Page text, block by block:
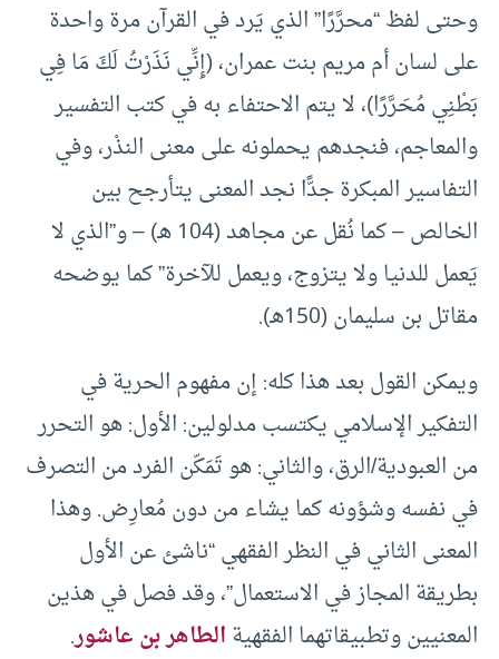
وحتى لفظ “محرَّرًا” الذي يَرد في القرآن مرة واحدة
على لسان أم مريم بنت عمران، (إِنِّي نَذَرْتُ لَكَ مَا فِي
بَطْنِي مُحَرَّرًا)، لا يتم الاحتفاء به في كتب التفسير
والمعاجم، فنجدهم يحملونه على معنى النذْر، وفي
التفاسير المبكرة جدًّا نجد المعنى يتأرجح بين
الخالص – كما نُقل عن مجاهد (104 هـ) – و”الذي لا
يَعمل للدنيا ولا يتزوج، ويعمل للآخرة” كما يوضحه
مقاتل بن سليمان (150هـ).
ويمكن القول بعد هذا كله: إن مفهوم الحرية في
التفكير الإسلامي يكتسب مدلولين: الأول: هو التحرر
من العبودية/الرق، والثاني: هو تَمَكّن الفرد من التصرف
في نفسه وشؤونه كما يشاء من دون مُعارِض. وهذا
المعنى الثاني في النظر الفقهي “ناشئ عن الأول
بطريقة المجاز في الاستعمال”، وقد فصل في هذين
المعنيين وتطبيقاتهما الفقهيةالطاهر بن عاشور.